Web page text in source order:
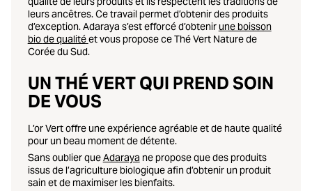
leurs ancêtres. Ce travail permet d’obtenir des produits
d’exception. Adaraya s’est efforcé d’obtenirune boisson
biode qualitéet vous propose ce Thé Vert Nature de
Corée du Sud.
UN THÉ VERT QUI PREND SOIN
DE VOUS
L’or Vert offre une expérience agréable et de haute qualité
pour un beau moment de détente.
Sans oublier queAdaraya ne propose que des produits
issus de l’agriculture biologiqueafin d’obtenir un produit
sain et de maximiser les bienfaits.